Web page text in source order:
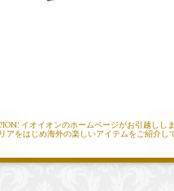
イオイオンのホームページがお引越しし
リアをはじめ海外の楽しいアイテムをご紹介し